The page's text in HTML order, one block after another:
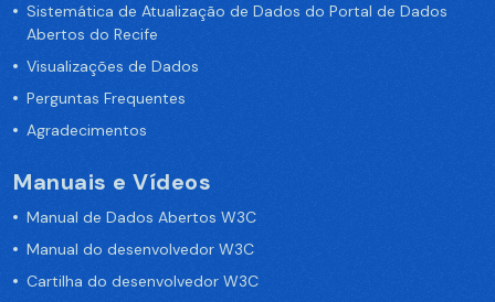
Sistemática de Atualização de Dados do Portal de Dados
Abertos do Recife
Visualizações de Dados
Perguntas Frequentes
Agradecimentos
Manuais e Vídeos
Manual de Dados Abertos W3C
Manual do desenvolvedor W3C
Cartilha do desenvolvedor W3C